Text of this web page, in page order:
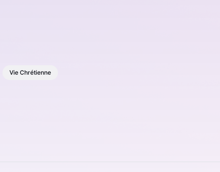
Vie Chrétienne